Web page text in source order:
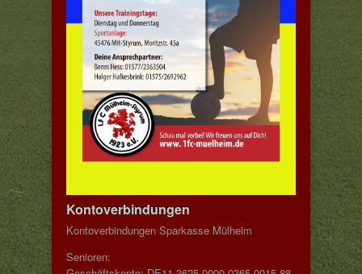
Kontoverbindungen
Kontoverbindungen Sparkasse Mülheim
Senioren: